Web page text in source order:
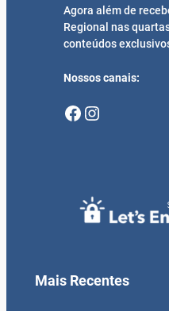
Agora além de
Regional nas
conteúdos
Nossos canais:
Facebook Instagram
Mais Recentes